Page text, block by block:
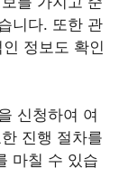
니다. 또한 관
정보도 확인
신청하여 여
진행 절차를
마칠 수 있습